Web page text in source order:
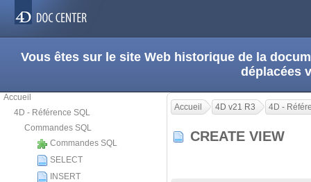
Vous êtes sur le site Web historique de la
déplacées
Accueil
4D - Référence SQL
Commandes SQL
Commandes SQL
SELECT
INSERT
Accueil 4D v21 R3 4D -
CREATE VIEW